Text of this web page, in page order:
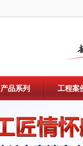
产品系列 工程案